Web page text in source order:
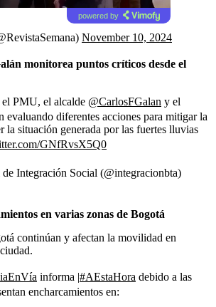
powered by
November 10, 2024
monitorea puntos críticos desde el
PMU, el alcalde @CarlosFGalan y el
evaluando diferentes acciones para mitigar la
la situación generada por las fuertes lluvias
GNfRvsX5Q0
Integración Social (@integracionbta)
en varias zonas de Bogotá
continúan y afectan la movilidad en
informa |#AEstaHora debido a las
encharcamientos en: